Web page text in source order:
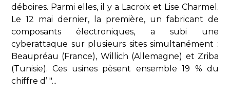
déboires. Parmi elles, il y a Lacroix et Lise Charmel.
Le 12 mai dernier, la première, un fabricant de
composants électroniques, a subi une
cyberattaque sur plusieurs sites simultanément :
Beaupréau (France), Willich (Allemagne) et Zriba
(Tunisie). Ces usines pèsent ensemble 19 % du
chiffre d’ "...